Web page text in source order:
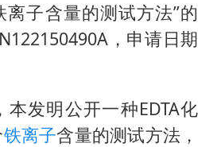
构建更高水平的全民健身公共服务体系
挡“张雪机车”民进党当局怕什么
灌溉水坝被隔成鱼塘 村民投诉20余年
中国第1高楼阻尼器摆动明显
子含量的测试方法”的
，申请日期
发明公开一种EDTA化
铁离子含量的测试方法，